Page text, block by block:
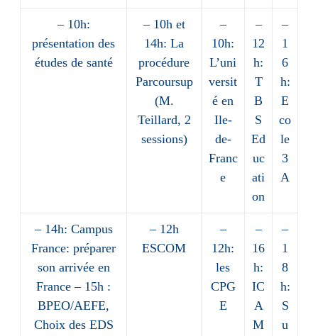
– 10h:
présentation des
études de santé
– 10h et
14h: La
procédure
Parcoursup
(M.
Teillard, 2
sessions)
–
10h:
L’uni
versit
é en
Ile-
de-
Franc
e
–
12
h:
T
B
S
Ed
uc
ati
on
–
1
6
h:
E
co
le
3
A
– 14h: Campus
France: préparer
son arrivée en
France – 15h :
BPEO/AEFE,
Choix des EDS
– 12h
ESCOM
–
12h:
les
CPG
E
–
16
h:
IC
A
M
–
1
8
h:
S
u